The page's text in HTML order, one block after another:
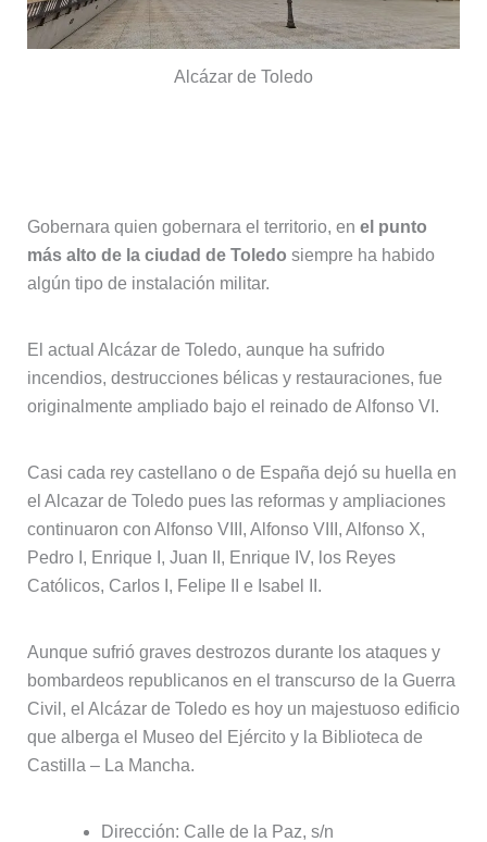
Alcázar de Toledo
Gobernara quien gobernara el territorio, en el punto
más alto de la ciudad de Toledo siempre ha habido
algún tipo de instalación militar.
El actual Alcázar de Toledo, aunque ha sufrido
incendios, destrucciones bélicas y restauraciones, fue
originalmente ampliado bajo el reinado de Alfonso VI.
Casi cada rey castellano o de España dejó su huella en
el Alcazar de Toledo pues las reformas y ampliaciones
continuaron con Alfonso VIII, Alfonso VIII, Alfonso X,
Pedro I, Enrique I, Juan II, Enrique IV, los Reyes
Católicos, Carlos I, Felipe II e Isabel II.
Aunque sufrió graves destrozos durante los ataques y
bombardeos republicanos en el transcurso de la Guerra
Civil, el Alcázar de Toledo es hoy un majestuoso edificio
que alberga el Museo del Ejército y la Biblioteca de
Castilla – La Mancha.
Dirección: Calle de la Paz, s/n